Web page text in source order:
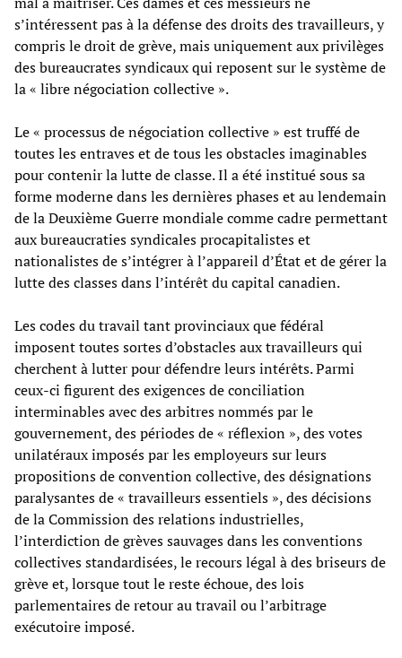
s’intéressent pas à la défense des droits des travailleurs, y
compris le droit de grève, mais uniquement aux privilèges
des bureaucrates syndicaux qui reposent sur le système de
la « libre négociation collective ».
Le « processus de négociation collective » est truffé de
toutes les entraves et de tous les obstacles imaginables
pour contenir la lutte de classe. Il a été institué sous sa
forme moderne dans les dernières phases et au lendemain
de la Deuxième Guerre mondiale comme cadre permettant
aux bureaucraties syndicales procapitalistes et
nationalistes de s’intégrer à l’appareil d’État et de gérer la
lutte des classes dans l’intérêt du capital canadien.
Les codes du travail tant provinciaux que fédéral
imposent toutes sortes d’obstacles aux travailleurs qui
cherchent à lutter pour défendre leurs intérêts. Parmi
ceux-ci figurent des exigences de conciliation
interminables avec des arbitres nommés par le
gouvernement, des périodes de « réflexion », des votes
unilatéraux imposés par les employeurs sur leurs
propositions de convention collective, des désignations
paralysantes de « travailleurs essentiels », des décisions
de la Commission des relations industrielles,
l’interdiction de grèves sauvages dans les conventions
collectives standardisées, le recours légal à des briseurs de
grève et, lorsque tout le reste échoue, des lois
parlementaires de retour au travail ou l’arbitrage
exécutoire imposé.